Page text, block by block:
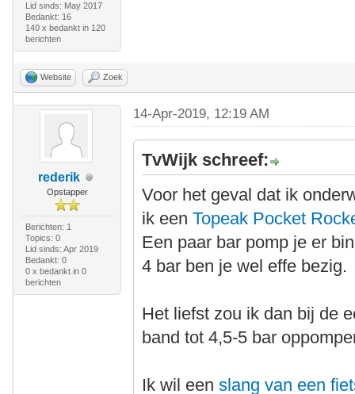
Lid sinds: May 2017
Bedankt: 16
140 x bedankt in 120
berichten
Website Zoek
rederik
Opstapper
Berichten: 1
Topics: 0
Lid sinds: Apr 2019
Bedankt: 0
0 x bedankt in 0
berichten
14-Apr-2019, 12:19 AM
TvWijk schreef:
Voor het geval dat ik
ik eenTopeak Pocket
Een paar bar pomp je er
4 bar ben je wel effe bezig.
Het liefst zou ik dan bij de
band tot 4,5-5 bar
Ik wil eenslang van een